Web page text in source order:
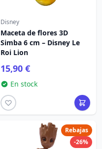
Disney
Maceta de flores 3D
Simba 6 cm – Disney Le
Roi Lion
15,90 €
En stock
Rebajas
-26%